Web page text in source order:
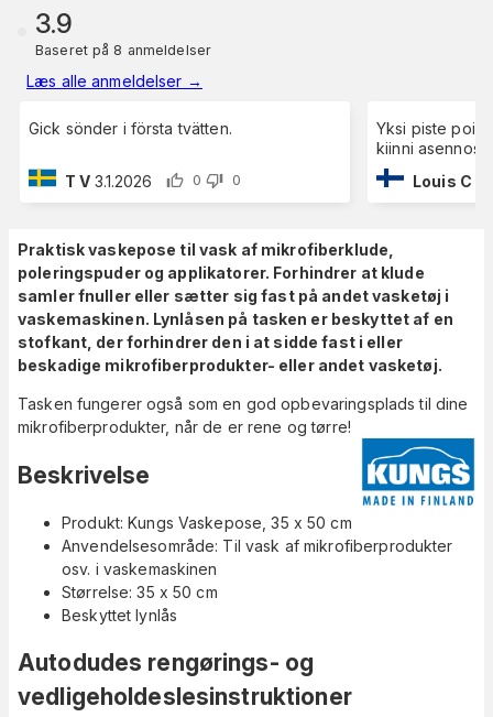
3.9
Baseret på 8 anmeldelser
Læs alle anmeldelser →
Gick sönder i första tvätten.
T V 3.1.2026 0 0
Yksi piste
kiinni
Louis C
Praktisk vaskepose til vask af mikrofiberklude,
poleringspuder og applikatorer. Forhindrer at klude
samler fnuller eller sætter sig fast på andet vasketøj i
vaskemaskinen. Lynlåsen på tasken er beskyttet af en
stofkant, der forhindrer den i at sidde fast i eller
beskadige mikrofiberprodukter- eller andet vasketøj.
Tasken fungerer også som en god opbevaringsplads til dine
mikrofiberprodukter, når de er rene og tørre!
Beskrivelse
Produkt: Kungs Vaskepose, 35 x 50 cm
Anvendelsesområde: Til vask af mikrofiberprodukter
osv. i vaskemaskinen
Størrelse: 35 x 50 cm
Beskyttet lynlås
Autodudes rengørings- og
vedligeholdeslesinstruktioner